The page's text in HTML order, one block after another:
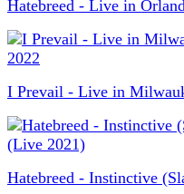
Hatebreed - Live in
I Prevail - Live in
Hatebreed - Instinctive